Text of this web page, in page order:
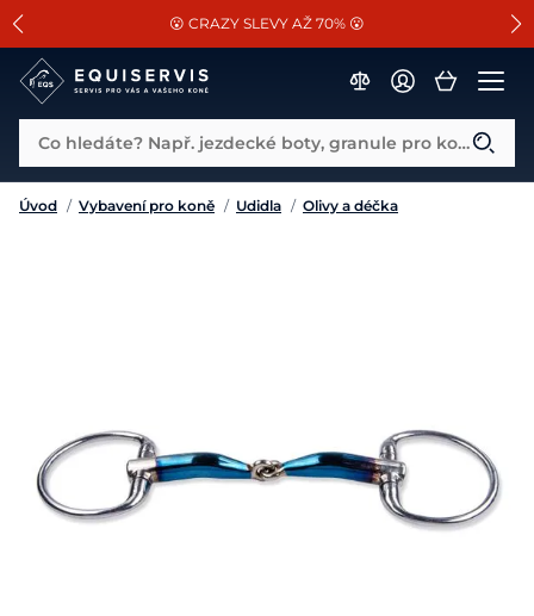
SLEVA 13% na vše od Cassini!
😮 CRAZY SLEVY AŽ 70% 😮
📐Pasování a doplňky k vybraným sedlům ZDARMA 🐴
Co hledáte? Např. jezdecké boty, granule pro koně...
Úvod / Vybavení pro koně / Udidla / Olivy a déčka